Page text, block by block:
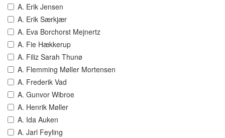
A. Erik Jensen
A. Erik Særkjær
A. Eva Borchorst Mejnertz
A. Fie Hækkerup
A. Filiz Sarah Thunø
A. Flemming Møller Mortensen
A. Frederik Vad
A. Gunvor Wibroe
A. Henrik Møller
A. Ida Auken
A. Jarl Feyling